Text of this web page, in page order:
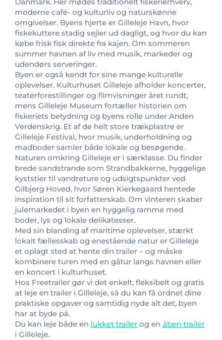
Danmark. Her mødes traditionelt fiskerierhverv,
moderne café- og kulturliv og naturskønne
omgivelser. Byens hjerte er Gilleleje Havn, hvor
fiskekuttere stadig sejler ud dagligt, og hvor du kan
købe frisk fisk direkte fra kajen. Om sommeren
summer havnen af liv med musik, markeder og
udendørs serveringer.
Byen er også kendt for sine mange kulturelle
oplevelser. Kulturhuset Gilleleje afholder koncerter,
teaterforestillinger og filmvisninger året rundt,
mens Gilleleje Museum fortæller historien om
fiskeriets betydning og byens rolle under Anden
Verdenskrig. Et af de helt store trækplastre er
Gilleleje Festival, hvor musik, underholdning og
madboder samler både lokale og besøgende.
Naturen omkring Gilleleje er i særklasse. Du finder
brede sandstrande som Strandbakkerne, hyggelige
kyststier til vandreture og udsigtspunkter ved
Gilbjerg Hoved, hvor Søren Kierkegaard hentede
inspiration til sit forfatterskab. Om vinteren skaber
julemarkedet i byen en hyggelig ramme med
boder, lys og lokale delikatesser.
Med sin blanding af maritime oplevelser, stærkt
lokalt fællesskab og enestående natur er Gilleleje
et oplagt sted at hente din trailer – og måske
kombinere turen med en gåtur langs havnen eller
en koncert i kulturhuset.
Hos Freetrailer gør vi det enkelt, fleksibelt og gratis
at leje en trailer i Gilleleje, så du kan få ordnet dine
praktiske opgaver og samtidig nyde alt det, byen
har at byde på.
Du kan leje både en lukket trailer og en åben trailer
i Gilleleje.